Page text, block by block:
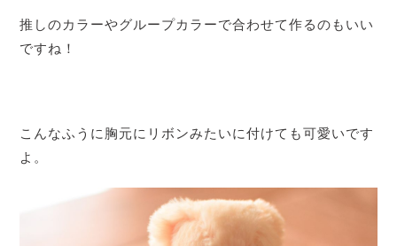
推しのカラーやグループカラーで合わせて作るのもいい
ですね！
こんなふうに胸元にリボンみたいに付けても可愛いです
よ。